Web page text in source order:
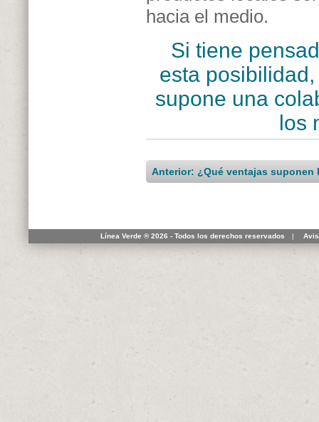
hacia el medio.
Si tiene
esta
supone una
los
Anterior: ¿Qué ventajas
Línea Verde ® 2026 - Todos los derechos reservados |